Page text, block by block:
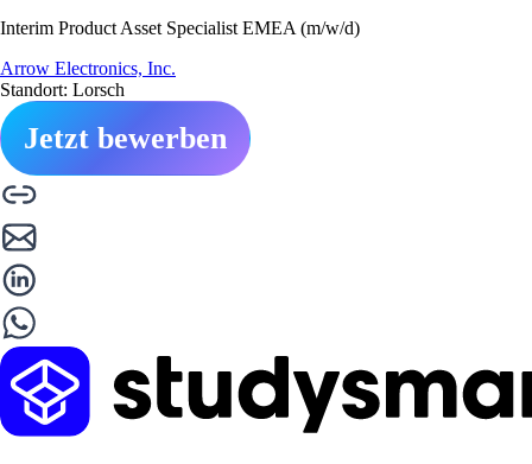
Interim Product Asset Specialist EMEA (m/w/d)
Arrow Electronics, Inc.
Standort: Lorsch
Jetzt bewerben